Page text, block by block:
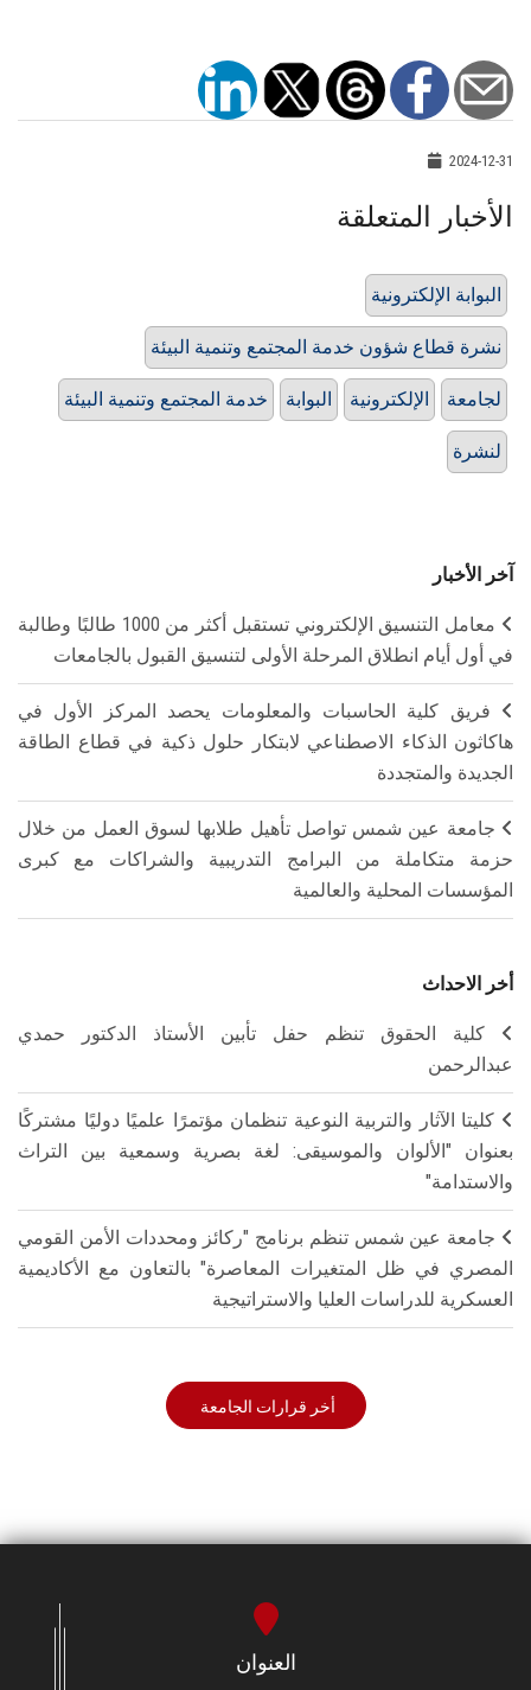
2024-12-31
الأخبار المتعلقة
البوابة الإلكترونية
نشرة قطاع شؤون خدمة ‏المجتمع وتنمية البيئة
خدمة المجتمع وتنمية البيئة البوابة الإلكترونية لجامعة
لنشرة
آخر الأخبار
معامل التنسيق الإلكتروني تستقبل أكثر من 1000 طالبًا وطالبة
في أول أيام انطلاق المرحلة الأولى لتنسيق القبول بالجامعات
فريق كلية الحاسبات والمعلومات يحصد المركز الأول في
هاكاثون الذكاء الاصطناعي لابتكار حلول ذكية في قطاع الطاقة
الجديدة والمتجددة
جامعة عين شمس تواصل تأهيل طلابها لسوق العمل من خلال
حزمة متكاملة من البرامج التدريبية والشراكات مع كبرى
المؤسسات المحلية والعالمية
أخر الاحداث
كلية الحقوق تنظم حفل تأبين الأستاذ الدكتور حمدي
عبدالرحمن
كليتا الآثار والتربية النوعية تنظمان مؤتمرًا علميًا دوليًا مشتركًا
بعنوان "الألوان والموسيقى: لغة بصرية وسمعية بين التراث
والاستدامة"
جامعة عين شمس تنظم برنامج "ركائز ومحددات الأمن القومي
المصري في ظل المتغيرات المعاصرة" بالتعاون مع الأكاديمية
العسكرية للدراسات العليا والاستراتيجية
أخر قرارات الجامعة
العنوان